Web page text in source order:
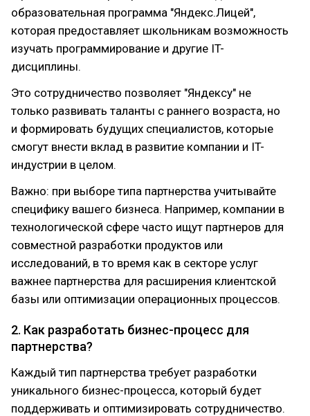
образовательная программа "Яндекс.Лицей",
которая предоставляет школьникам возможность
изучать программирование и другие IT-
дисциплины.
Это сотрудничество позволяет "Яндексу" не
только развивать таланты с раннего возраста, но
и формировать будущих специалистов, которые
смогут внести вклад в развитие компании и IT-
индустрии в целом.
Важно: при выборе типа партнерства учитывайте
специфику вашего бизнеса. Например, компании в
технологической сфере часто ищут партнеров для
совместной разработки продуктов или
исследований, в то время как в секторе услуг
важнее партнерства для расширения клиентской
базы или оптимизации операционных процессов.
2. Как разработать бизнес-процесс для
партнерства?
Каждый тип партнерства требует разработки
уникального бизнес-процесса, который будет
поддерживать и оптимизировать сотрудничество.